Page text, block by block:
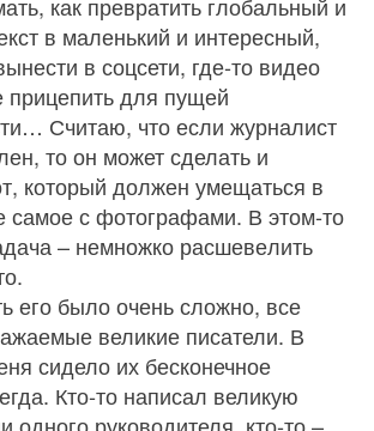
в маленький и интересный,
в соцсети, где‑то видео
прицепить для пущей
Считаю, что если журналист
то он может сделать и
который должен умещаться в
самое с фотографами. В этом‑то
– немножко расшеве­лить
его было очень сложно, все
великие писатели. В
сидело их бесконечное
Кто‑то написал великую